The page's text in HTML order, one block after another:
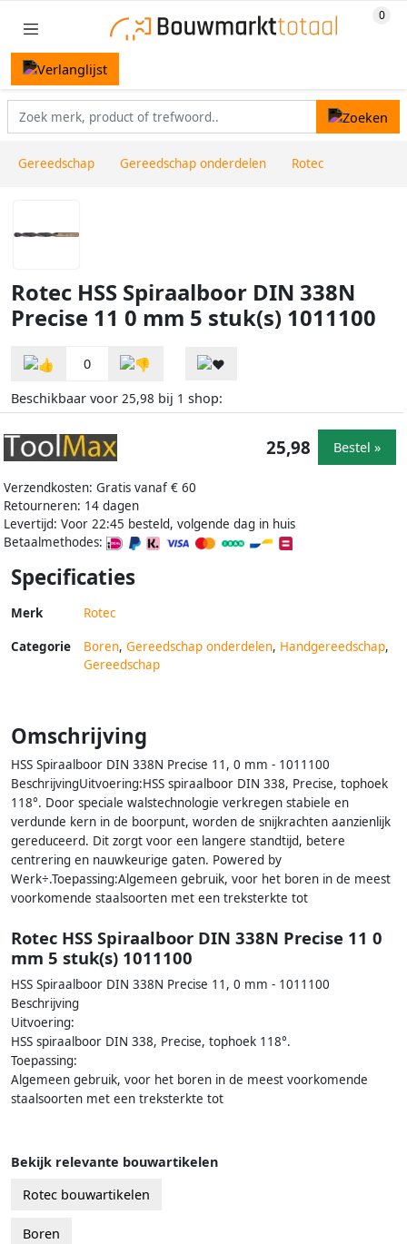
Gereedschap Gereedschap onderdelen Rotec
Rotec HSS Spiraalboor DIN 338N
Precise 11 0 mm 5 stuk(s) 1011100
0
Beschikbaar voor 25,98 bij 1 shop:
Verzendkosten: Gratis vanaf € 60
Retourneren: 14 dagen
Levertijd: Voor 22:45 besteld, volgende dag in huis
Betaalmethodes:
25,98 Bestel »
Specificaties
Merk Rotec
Categorie Boren, Gereedschap onderdelen, Handgereedschap,
Gereedschap
Omschrijving
HSS Spiraalboor DIN 338N Precise 11, 0 mm - 1011100
BeschrijvingUitvoering:HSS spiraalboor DIN 338, Precise, tophoek
118°. Door speciale walstechnologie verkregen stabiele en
verdunde kern in de boorpunt, worden de snijkrachten aanzienlijk
gereduceerd. Dit zorgt voor een langere standtijd, betere
centrering en nauwkeurige gaten. Powered by
Werk÷.Toepassing:Algemeen gebruik, voor het boren in de meest
voorkomende staalsoorten met een treksterkte tot
Rotec HSS Spiraalboor DIN 338N Precise 11 0
mm 5 stuk(s) 1011100
HSS Spiraalboor DIN 338N Precise 11, 0 mm - 1011100
Beschrijving
Uitvoering:
HSS spiraalboor DIN 338, Precise, tophoek 118°.
Toepassing:
Algemeen gebruik, voor het boren in de meest voorkomende
staalsoorten met een treksterkte tot
Bekijk relevante bouwartikelen
Rotec bouwartikelen
Boren